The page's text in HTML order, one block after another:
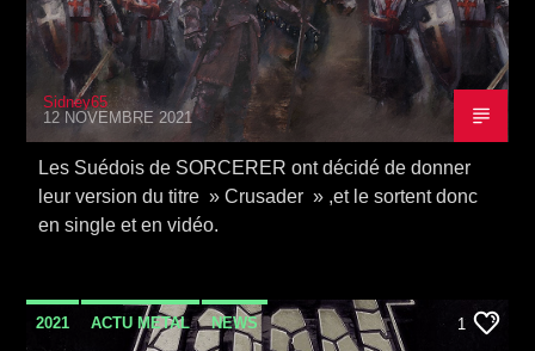
Sidney65
12 NOVEMBRE 2021
Les Suédois de SORCERER ont décidé de donner
leur version du titre » Crusader » ,et le sortent donc
en single et en vidéo.
2021 ACTU METAL NEWS 1